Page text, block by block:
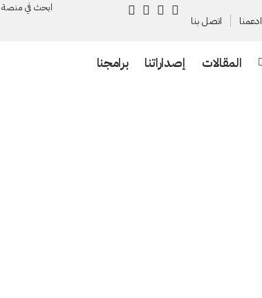
ادعمنا اتصل بنا
ابحث في منصة
المقالات إصداراتنا برامجنا